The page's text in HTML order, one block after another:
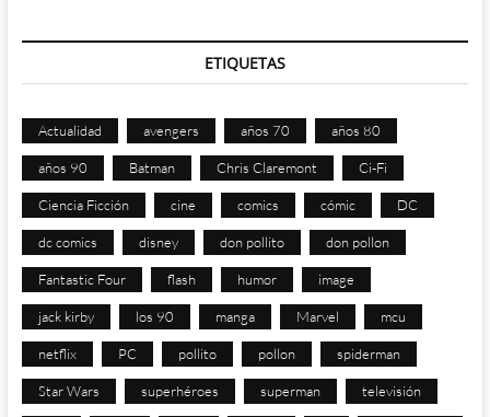
ETIQUETAS
Actualidad avengers años 70 años 80
años 90 Batman Chris Claremont Ci-Fi
Ciencia Ficción cine comics cómic DC
dc comics disney don pollito don pollon
Fantastic Four flash humor image
jack kirby los 90 manga Marvel mcu
netflix PC pollito pollon spiderman
Star Wars superhéroes superman televisión